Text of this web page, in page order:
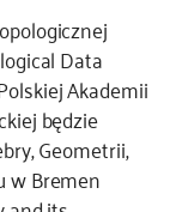
Data
Akademii
będzie
Geometrii,
w Bremen